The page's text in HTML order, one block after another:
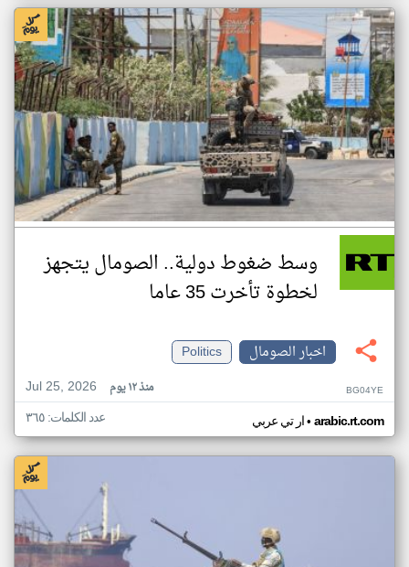
وسط ضغوط دولية.. الصومال يتجهز
لخطوة تأخرت 35 عاما
اخبار الصومال
Politics
Jul 25, 2026
منذ ١٢ يوم BG04YE
ار تي عربي• arabic.rt.com عدد الكلمات: ٣٦٥